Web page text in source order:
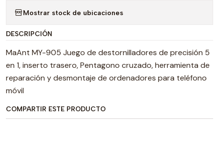
Mostrar stock de ubicaciones
DESCRIPCIÓN
MaAnt MY-905 Juego de destornilladores de precisión 5
en 1, inserto trasero, Pentagono cruzado, herramienta de
reparación y desmontaje de ordenadores para teléfono
móvil
COMPARTIR ESTE PRODUCTO